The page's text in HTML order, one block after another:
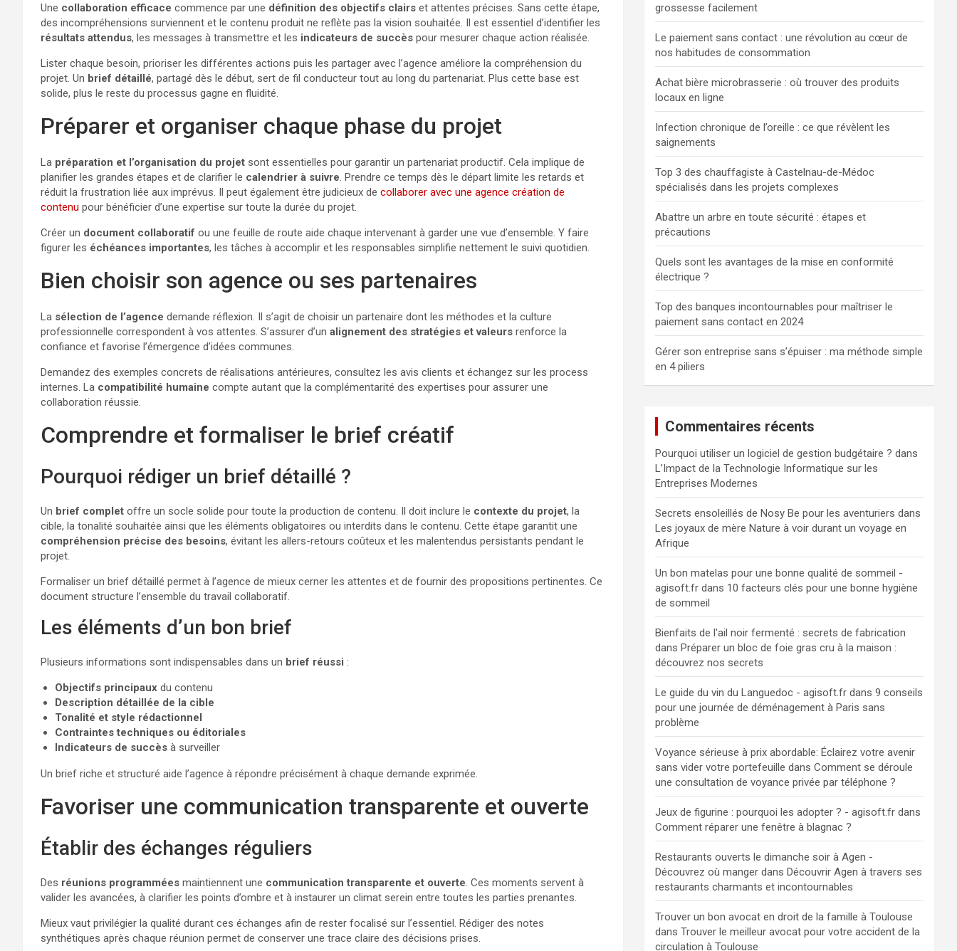
Une collaboration efficace commence par une définition des objectifs clairs et attentes précises. Sans cette étape,
des incompréhensions surviennent et le contenu produit ne reflète pas la vision souhaitée. Il est essentiel d’identifier les
résultats attendus, les messages à transmettre et les indicateurs de succès pour mesurer chaque action réalisée.
Lister chaque besoin, prioriser les différentes actions puis les partager avec l’agence améliore la compréhension du
projet. Un brief détaillé, partagé dès le début, sert de fil conducteur tout au long du partenariat. Plus cette base est
solide, plus le reste du processus gagne en fluidité.
Préparer et organiser chaque phase du projet
La préparation et l’organisation du projet sont essentielles pour garantir un partenariat productif. Cela implique de
planifier les grandes étapes et de clarifier le calendrier à suivre. Prendre ce temps dès le départ limite les retards et
réduit la frustration liée aux imprévus. Il peut également être judicieux de collaborer avec une agence création de
contenu pour bénéficier d’une expertise sur toute la durée du projet.
Créer un document collaboratif ou une feuille de route aide chaque intervenant à garder une vue d’ensemble. Y faire
figurer les échéances importantes, les tâches à accomplir et les responsables simplifie nettement le suivi quotidien.
Bien choisir son agence ou ses partenaires
La sélection de l’agence demande réflexion. Il s’agit de choisir un partenaire dont les méthodes et la culture
professionnelle correspondent à vos attentes. S’assurer d’un alignement des stratégies et valeurs renforce la
confiance et favorise l’émergence d’idées communes.
Demandez des exemples concrets de réalisations antérieures, consultez les avis clients et échangez sur les process
internes. La compatibilité humaine compte autant que la complémentarité des expertises pour assurer une
collaboration réussie.
Comprendre et formaliser le brief créatif
Pourquoi rédiger un brief détaillé ?
Un brief complet offre un socle solide pour toute la production de contenu. Il doit inclure le contexte du projet, la
cible, la tonalité souhaitée ainsi que les éléments obligatoires ou interdits dans le contenu. Cette étape garantit une
compréhension précise des besoins, évitant les allers-retours coûteux et les malentendus persistants pendant le
projet.
Formaliser un brief détaillé permet à l’agence de mieux cerner les attentes et de fournir des propositions pertinentes. Ce
document structure l’ensemble du travail collaboratif.
Les éléments d’un bon brief
Plusieurs informations sont indispensables dans un brief réussi :
Objectifs principaux du contenu
Description détaillée de la cible
Tonalité et style rédactionnel
Contraintes techniques ou éditoriales
Indicateurs de succès à surveiller
Un brief riche et structuré aide l’agence à répondre précisément à chaque demande exprimée.
Favoriser une communication transparente et ouverte
Établir des échanges réguliers
Des réunions programmées maintiennent une communication transparente et ouverte. Ces moments servent à
valider les avancées, à clarifier les points d’ombre et à instaurer un climat serein entre toutes les parties prenantes.
Mieux vaut privilégier la qualité durant ces échanges afin de rester focalisé sur l’essentiel. Rédiger des notes
synthétiques après chaque réunion permet de conserver une trace claire des décisions prises.
grossesse facilement
Le paiement sans contact : une révolution au cœur de
nos habitudes de consommation
Achat bière microbrasserie : où trouver des produits
locaux en ligne
Infection chronique de l’oreille : ce que révèlent les
saignements
Top 3 des chauffagiste à Castelnau-de-Médoc
spécialisés dans les projets complexes
Abattre un arbre en toute sécurité : étapes et
précautions
Quels sont les avantages de la mise en conformité
électrique ?
Top des banques incontournables pour maîtriser le
paiement sans contact en 2024
Gérer son entreprise sans s’épuiser : ma méthode simple
en 4 piliers
Commentaires récents
Pourquoi utiliser un logiciel de gestion budgétaire ? dans
L’Impact de la Technologie Informatique sur les
Entreprises Modernes
Secrets ensoleillés de Nosy Be pour les aventuriers dans
Les joyaux de mère Nature à voir durant un voyage en
Afrique
Un bon matelas pour une bonne qualité de sommeil -
agisoft.fr dans 10 facteurs clés pour une bonne hygiène
de sommeil
Bienfaits de l'ail noir fermenté : secrets de fabrication
dansPréparer un bloc de foie gras cru à la maison :
découvrez nos secrets
Le guide du vin du Languedoc - agisoft.fr dans9 conseils
pour une journée de déménagement à Paris sans
problème
Voyance sérieuse à prix abordable: Éclairez votre avenir
sans vider votre portefeuille dansComment se déroule
une consultation de voyance privée par téléphone ?
Jeux de figurine : pourquoi les adopter ? - agisoft.fr dans
Comment réparer une fenêtre à blagnac ?
Restaurants ouverts le dimanche soir à Agen -
Découvrez où manger dansDécouvrir Agen à travers ses
restaurants charmants et incontournables
Trouver un bon avocat en droit de la famille à Toulouse
dansTrouver le meilleur avocat pour votre accident de la
circulation à Toulouse